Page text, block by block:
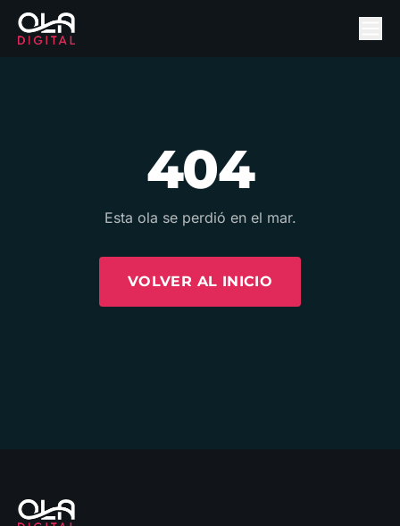
404
Esta ola se perdió en el mar.
VOLVER AL INICIO